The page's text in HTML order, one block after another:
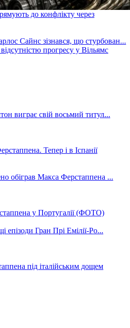
до конфлікту через
прогресу у Вільямс
Тепер і в Іспанії
у Португалії (ФОТО)
під італійським дощем